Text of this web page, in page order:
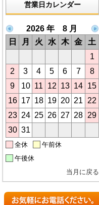
営業日カレンダー
2026 年 8 月
日
月 火 水 木 金
土
1
2
3 4 5 6 7
8
9
10 11 12 13 14 15
16 17 18 19 20 21
22
23 24 25 26 27 28 29
30 31
全休
午前休
午後休
当月に戻る